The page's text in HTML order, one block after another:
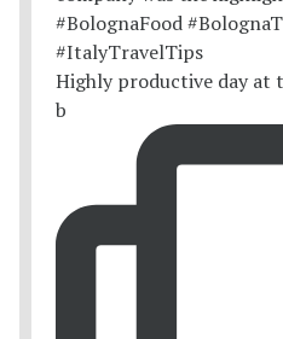
Highly productive day at
b